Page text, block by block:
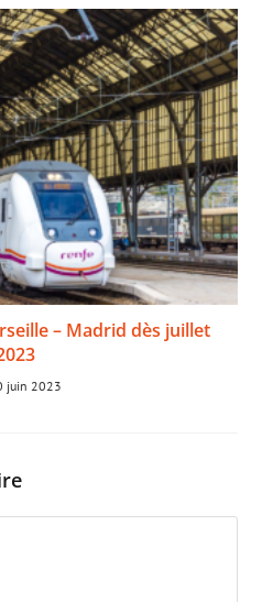
– Madrid dès juillet
juin 2023